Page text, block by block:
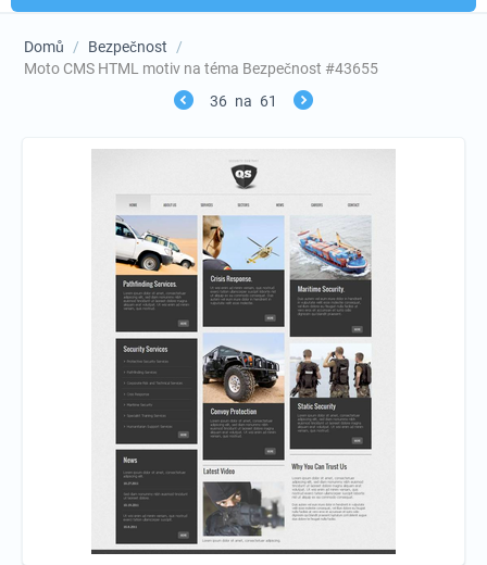
Domů / Bezpečnost
/
Moto CMS HTML motiv na téma Bezpečnost #43655
36 na 61